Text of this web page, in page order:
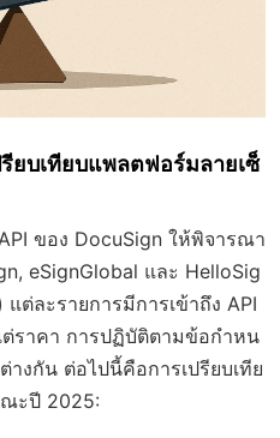
ยบเทียบแพลตฟอร์มลายเซ็
ของ DocuSign ให้พิจารณา
eSignGlobal และ HelloSig
ต่ละรายการมีการเข้าถึง API
ราคา การปฏิบัติตามข้อกำหน
งกัน ต่อไปนี้คือการเปรียบเทีย
ะปี 2025: